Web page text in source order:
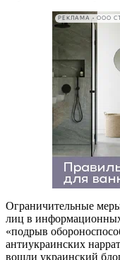
Ограничительные
лиц в
«подрыв
антиукраинских
вошли украинский